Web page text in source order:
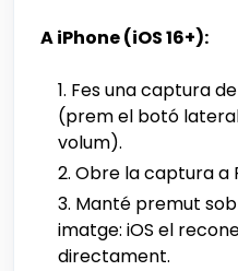
A iPhone (iOS 16+):
Fes una captura
(prem el botó
volum).
Obre la captura a
Manté premut
imatge: iOS el
directament.